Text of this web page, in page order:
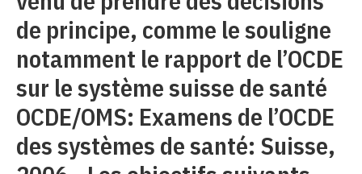
de principe, comme le souligne
notamment le rapport de l’OCDE
sur le système suisse de santé
OCDE/OMS: Examens de l’OCDE
des systèmes de santé: Suisse,